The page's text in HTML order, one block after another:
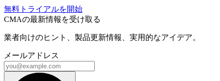
無料トライアルを開始
CMAの最新情報を受け取る
業者向けのヒント、製品更新情報、実用的なアイデア。
メールアドレス